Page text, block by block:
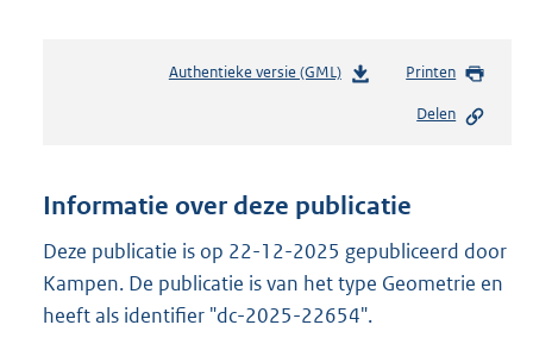
Authentieke versie (GML)b
n
s
r
o
Printen
Delen
Informatie over deze publicatie
Deze publicatie is op 22-12-2025 gepubliceerd door
Kampen. De publicatie is van het type Geometrie en
heeft als identifier "dc-2025-22654".